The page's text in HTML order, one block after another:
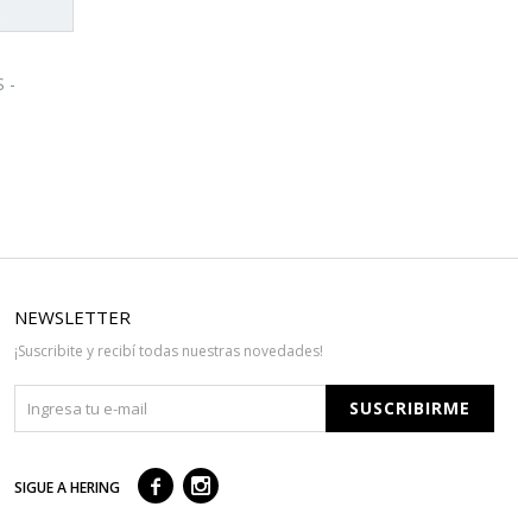
-
NEWSLETTER
¡Suscribite y recibí todas nuestras novedades!
SUSCRIBIRME
SIGUE A HERING  